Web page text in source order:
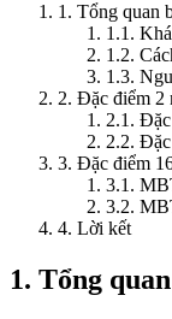
1. Tổng quan
1.1.
1.2.
1.3.
2. Đặc điểm 2
2.1.
2.2.
3. Đặc điểm
3.1.
3.2.
4. Lời kết
1. Tổng